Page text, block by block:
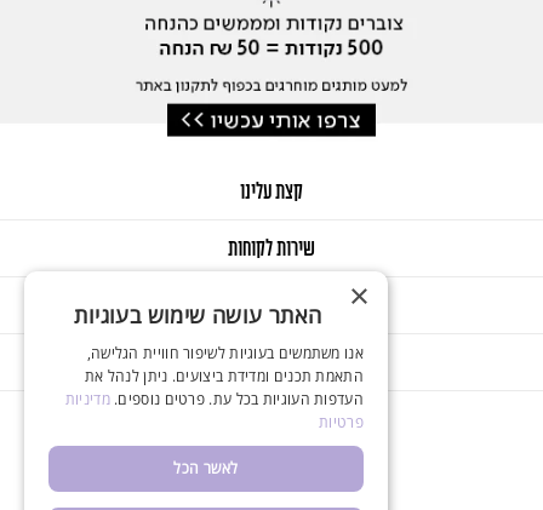
קצת עלינו
שירות לקוחות
GIFT CARD
החשבון שלי
× האתר עושה שימוש בעוגיות
אנו משתמשים בעוגיות לשיפור חוויית הגלישה,
התאמת תכנים ומדידת ביצועים. ניתן לנהל את
העדפות העוגיות בכל עת. פרטים נוספים.מדיניות
פרטיות
לאשר הכל